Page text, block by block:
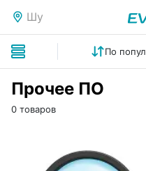
Шу
По
Прочее ПО
0 товаров